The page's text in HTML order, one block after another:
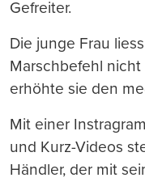
Gefreiter.
Die junge Frau
Marschbefehl
erhöhte sie den
Mit einer
und Kurz-Videos
Händler, der mit